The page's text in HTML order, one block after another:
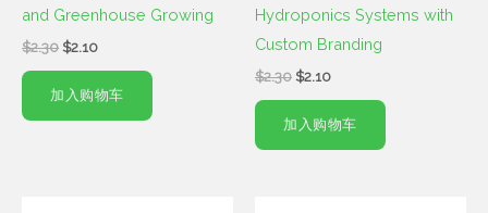
and Greenhouse Growing
$2.30 $2.10
加入购物车
Hydroponics Systems with
Custom Branding
$2.30 $2.10
加入购物车